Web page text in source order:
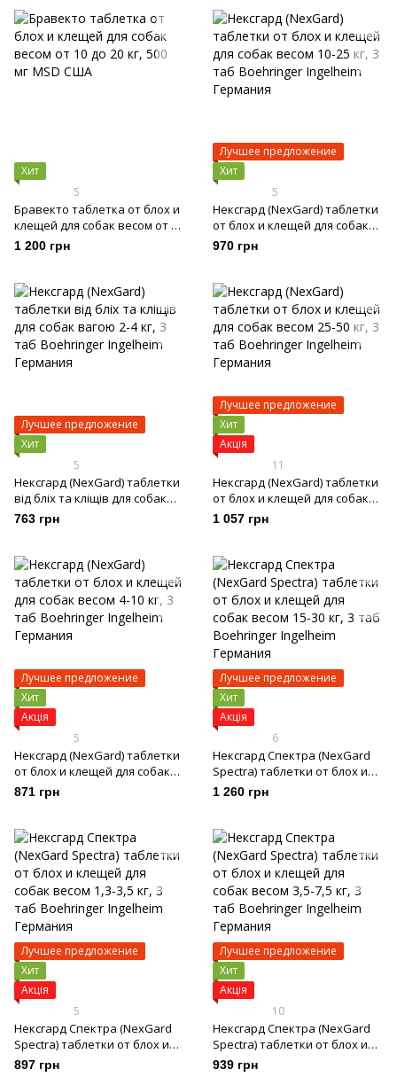
Хит
5
Бравекто таблетка от блох и
клещей для собак весом от 10
до 20 кг, 500 мг
1 200 грн
Лучшее предложение
Хит
5
Нексгард (NexGard) таблетки
от блох и клещей для собак
весом 10-25 кг, 3 таб
970 грн
Лучшее предложение
Хит
5
Нексгард (NexGard) таблетки
від бліх та кліщів для собак
вагою 2-4 кг, 3 таб
763 грн
Лучшее предложение
Хит
Акція
11
Нексгард (NexGard) таблетки
от блох и клещей для собак
весом 25-50 кг, 3 таб
1 057 грн
Лучшее предложение
Хит
Акція
5
Нексгард (NexGard) таблетки
от блох и клещей для собак
весом 4-10 кг, 3 таб
871 грн
Лучшее предложение
Хит
Акція
6
Нексгард Спектра (NexGard
Spectra) таблетки от блох и
клещей для собак весом 15-30
кг, 3 таб
1 260 грн
Лучшее предложение
Хит
Акція
5
Нексгард Спектра (NexGard
Spectra) таблетки от блох и
клещей для собак весом 1,3-
3,5 кг, 3 таб
897 грн
Лучшее предложение
Хит
Акція
10
Нексгард Спектра (NexGard
Spectra) таблетки от блох и
клещей для собак весом 3,5-
7,5 кг, 3 таб
939 грн